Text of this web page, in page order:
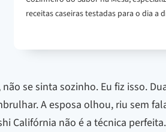
receitas caseiras testadas para o dia a
se sinta sozinho. Eu fiz isso.
A esposa olhou, riu sem
Califórnia não é a técnica